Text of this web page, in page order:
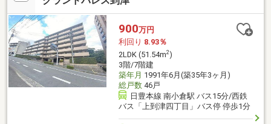
900万円
利回り 8.93％
2LDK (51.54m2)
3階/7階建
築年月 1991年6月(築35年3ヶ月)
総戸数46戸
日豊本線 南小倉駅 バス15分/西鉄
バス「上到津四丁目」バス停 停歩1分